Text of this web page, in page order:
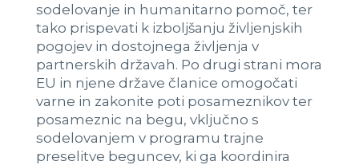
sodelovanje in humanitarno pomoč, ter
tako prispevati k izboljšanju življenjskih
pogojev in dostojnega življenja v
partnerskih državah. Po drugi strani mora
EU in njene države članice omogočati
varne in zakonite poti posameznikov ter
posameznic na begu, vključno s
sodelovanjem v programu trajne
preselitve beguncev, ki ga koordinira